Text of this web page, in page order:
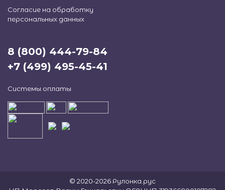
Согласие на обработку
персональных данных
8 (800) 444-79-84
+7 (499) 495-45-41
Системы оплаты
© 2020-2026 Рулонка.рус